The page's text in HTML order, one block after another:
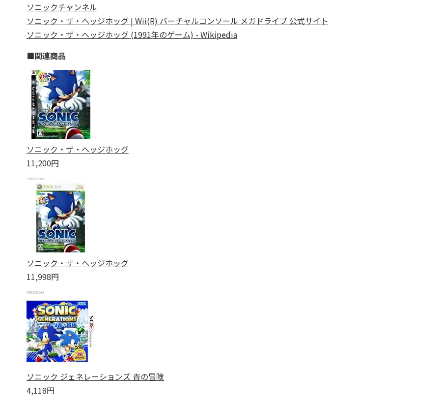
ソニックチャンネル
ソニック・ザ・ヘッジホッグ | Wii(R) バーチャルコンソール メガドライブ 公式サイト
ソニック・ザ・ヘッジホッグ (1991年のゲーム) - Wikipedia
■関連商品
ソニック・ザ・ヘッジホッグ
11,200円
ソニック・ザ・ヘッジホッグ
11,998円
ソニック ジェネレーションズ 青の冒険
4,118円